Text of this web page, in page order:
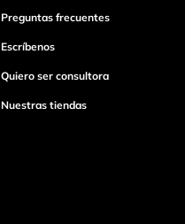
Preguntas frecuentes
Escríbenos
Quiero ser consultora
Nuestras tiendas